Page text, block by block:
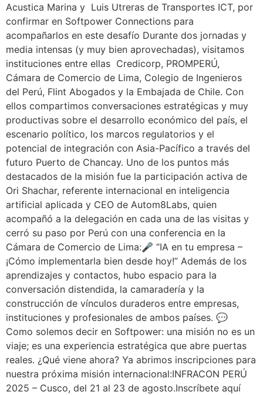
Acustica Marina y Luis Utreras de Transportes ICT, por
confirmar en Softpower Connections para
acompañarlos en este desafío Durante dos jornadas y
media intensas (y muy bien aprovechadas), visitamos
instituciones entre ellas Credicorp, PROMPERÚ,
Cámara de Comercio de Lima, Colegio de Ingenieros
del Perú, Flint Abogados y la Embajada de Chile. Con
ellos compartimos conversaciones estratégicas y muy
productivas sobre el desarrollo económico del país, el
escenario político, los marcos regulatorios y el
potencial de integración con Asia-Pacífico a través del
futuro Puerto de Chancay. Uno de los puntos más
destacados de la misión fue la participación activa de
Ori Shachar, referente internacional en inteligencia
artificial aplicada y CEO de Autom8Labs, quien
acompañó a la delegación en cada una de las visitas y
cerró su paso por Perú con una conferencia en la
Cámara de Comercio de Lima:🎤 “IA en tu empresa –
¡Cómo implementarla bien desde hoy!” Además de los
aprendizajes y contactos, hubo espacio para la
conversación distendida, la camaradería y la
construcción de vínculos duraderos entre empresas,
instituciones y profesionales de ambos países. 💬
Como solemos decir en Softpower: una misión no es un
viaje; es una experiencia estratégica que abre puertas
reales. ¿Qué viene ahora? Ya abrimos inscripciones para
nuestra próxima misión internacional:INFRACON PERÚ
2025 – Cusco, del 21 al 23 de agosto.Inscríbete aquí